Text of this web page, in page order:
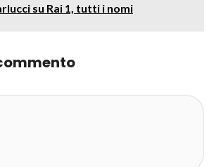
su Rai 1, tutti i nomi